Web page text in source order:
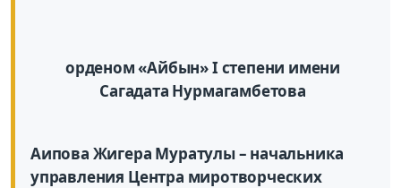
орденом «Айбын» I степени имени
Сагадата Нурмагамбетова
Аипова Жигера Муратулы – начальника
управления Центра миротворческих